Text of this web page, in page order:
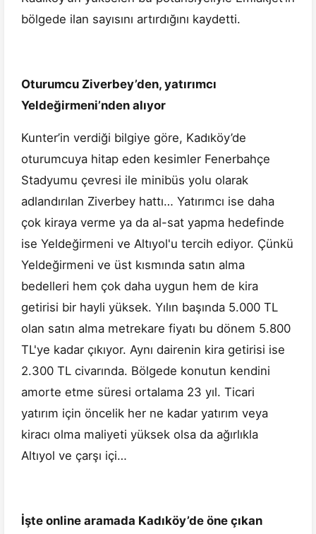
bölgede ilan sayısını artırdığını kaydetti.
Oturumcu Ziverbey’den, yatırımcı
Yeldeğirmeni’nden alıyor
Kunter’in verdiği bilgiye göre, Kadıköy’de
oturumcuya hitap eden kesimler Fenerbahçe
Stadyumu çevresi ile minibüs yolu olarak
adlandırılan Ziverbey hattı… Yatırımcı ise daha
çok kiraya verme ya da al-sat yapma hedefinde
ise Yeldeğirmeni ve Altıyol'u tercih ediyor. Çünkü
Yeldeğirmeni ve üst kısmında satın alma
bedelleri hem çok daha uygun hem de kira
getirisi bir hayli yüksek. Yılın başında 5.000 TL
olan satın alma metrekare fiyatı bu dönem 5.800
TL'ye kadar çıkıyor. Aynı dairenin kira getirisi ise
2.300 TL civarında. Bölgede konutun kendini
amorte etme süresi ortalama 23 yıl. Ticari
yatırım için öncelik her ne kadar yatırım veya
kiracı olma maliyeti yüksek olsa da ağırlıkla
Altıyol ve çarşı içi…
İşte online aramada Kadıköy’de öne çıkan